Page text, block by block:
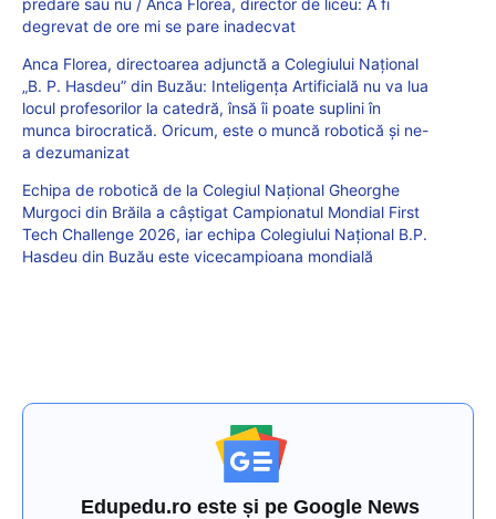
predare sau nu / Anca Florea, director de liceu: A fi
degrevat de ore mi se pare inadecvat
Anca Florea, directoarea adjunctă a Colegiului Național
„B. P. Hasdeu” din Buzău: Inteligența Artificială nu va lua
locul profesorilor la catedră, însă îi poate suplini în
munca birocratică. Oricum, este o muncă robotică și ne-
a dezumanizat
Echipa de robotică de la Colegiul Național Gheorghe
Murgoci din Brăila a câștigat Campionatul Mondial First
Tech Challenge 2026, iar echipa Colegiului Național B.P.
Hasdeu din Buzău este vicecampioana mondială
Edupedu.ro este și pe Google News